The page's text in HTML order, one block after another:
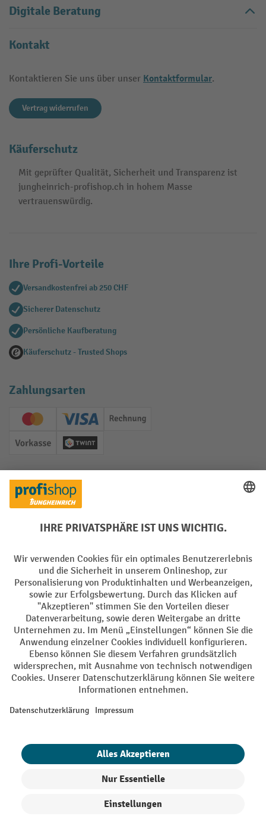
Digitale Beratung
Kontakt
Kontaktieren Sie uns über unser Kontaktformular.
Vertrag widerrufen
Käuferschutz
Mit geprüfter Qualität, Sicherheit und Transparenz ist
jungheinrich-profishop.ch in hohem Masse
vertrauenswürdig.
Ihre Profi-Vorteile
Versandkostenfrei ab 250 CHF
Sicherer Datenschutz
Persönliche Kaufberatung
Käuferschutz - Trusted Shops
Zahlungsarten
Creditcard (Master)Creditcard (Visa)
Rechnung
Vorkasse Twint
Soziale Netzwerke
Facebook
YouTube
LinkedInInstagram
Sprachen
DE FR
AGB Impressum Datenschutz Privacy Settings
Alle Preise exkl. gesetzl. Mehrwertsteuer zzgl.Versandkostenund ggf.
Nachnahmegebühren, wenn nicht anders angegeben.
¹ Der Rabatt gilt so lange der Vorrat reicht. Der Rabatt gilt nicht auf
oder Gutscheinen ist nicht möglich. | ² Der Rabatt wird einmalig bei
eingelöst werden. Die Höhe des Rabatts variiert je nach
Produktkategorie und beträgt bis zu 10 % (10 % auf Lager, Umwelt,
Heben | 7% auf Büro). Ausgenommen sind Elektro-Hubwagen,
Ausschluss von Werkzeug. Gilt nicht auf Sonderpreise. Kombination